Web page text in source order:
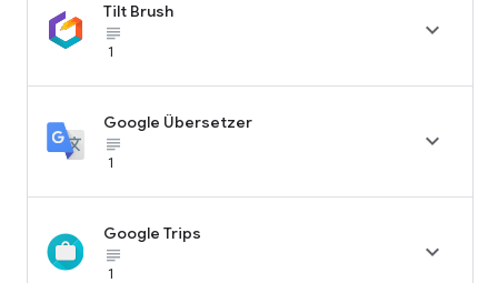
Tilt Brush
subject_black
1

Google Übersetzer
subject_black
1

Google Trips
subject_black
1
